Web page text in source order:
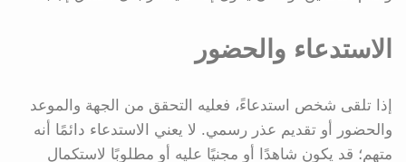
الاستدعاء والحضور
إذا تلقى شخص استدعاءً، فعليه التحقق من الجهة والموعد
والحضور أو تقديم عذر رسمي. لا يعني الاستدعاء دائمًا أنه
متهم؛ قد يكون شاهدًا أو مجنيًا عليه أو مطلوبًا لاستكمال